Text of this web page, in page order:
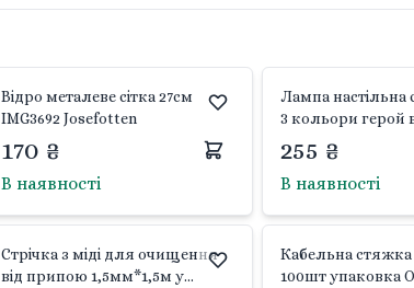
Відро металеве сітка 27см
IMG3692 Josefotten
170 ₴
В наявності
Лампа настільна
3 кольори герой
акумулятор
Type-C в коробці
255 ₴
В наявності
Стрічка з міді для очищення
від припою 1,5мм*1,5м у
Кабельна стяжка
100шт упаковка